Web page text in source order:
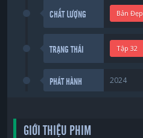
CHẤT LƯỢNG Bản Đẹp
TRẠNG THÁI Tập 32
PHÁT HÀNH 2024
GIỚI THIỆU PHIM